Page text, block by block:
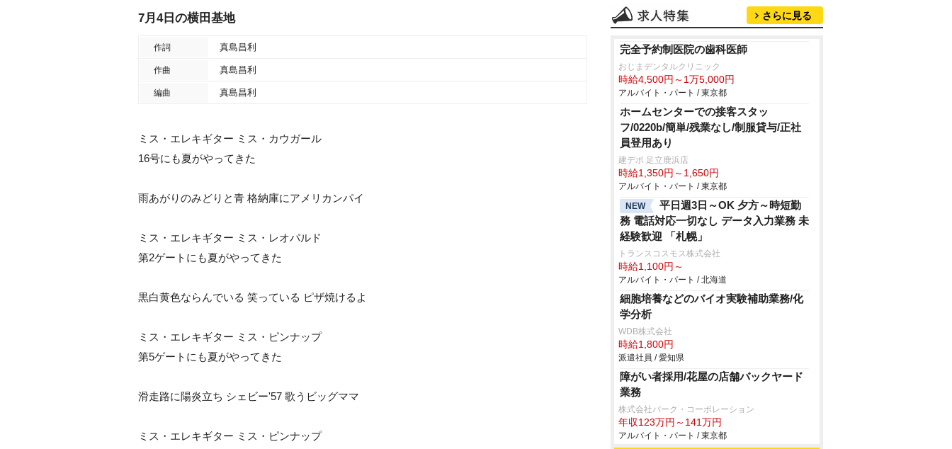
7月4日の横田基地
作詞 真島昌利
作曲 真島昌利
編曲 真島昌利
ミス・エレキギター ミス・カウガール
16号にも夏がやってきた
雨あがりのみどりと青 格納庫にアメリカンパイ
ミス・エレキギター ミス・レオパルド
第2ゲートにも夏がやってきた
黒白黄色ならんでいる 笑っている ピザ焼けるよ
ミス・エレキギター ミス・ピンナップ
第5ゲートにも夏がやってきた
滑走路に陽炎立ち シェビー'57 歌うビッグママ
ミス・エレキギター ミス・ピンナップ
さらに見る
完全予約制医院の歯科医師
おじまデンタルクリニック
時給4,500円～1万5,000円
アルバイト・パート / 東京都
ホームセンターでの接客スタッ
フ/0220b/簡単/残業なし/制服貸与/正社
員登用あり
建デポ 足立鹿浜店
時給1,350円～1,650円
アルバイト・パート / 東京都
NEW
平日週3日～OK 夕方～時短勤
務 電話対応一切なし データ入力業務 未
経験歓迎 「札幌」
トランスコスモス株式会社
時給1,100円～
アルバイト・パート / 北海道
細胞培養などのバイオ実験補助業務/化
学分析
WDB株式会社
時給1,800円
派遣社員 / 愛知県
障がい者採用/花屋の店舗バックヤード
業務
株式会社パーク・コーポレーション
年収123万円～141万円
アルバイト・パート / 東京都